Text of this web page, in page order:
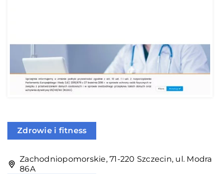
Zdrowie i fitness
Zachodniopomorskie, 71-220 Szczecin, ul. Modra
86A